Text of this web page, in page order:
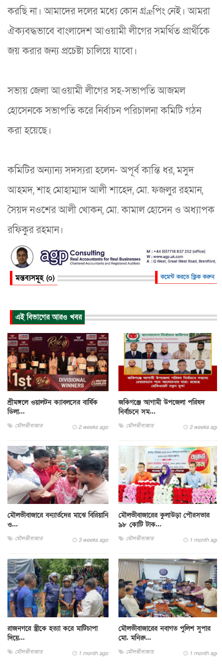
করছি না। আমাদের দলের মধ্যে কোন গ্রæপিং নেই। আমরা
ঐক্যবদ্ধভাবে বাংলাদেশ আওয়ামী লীগের সমর্থিত প্রার্থীকে
জয় করার জন্য প্রচেষ্টা চালিয়ে যাবো।
সভায় জেলা আওয়ামী লীগের সহ-সভাপতি আজমল
হোসেনকে সভাপতি করে নির্বাচন পরিচালনা কমিটি গঠন
করা হয়েছে।
কমিটির অন্যান্য সদস্যরা হলেন- অপূর্ব কান্তি ধর, মসুদ
আহমদ, শাহ মোহাম্মাদ আলী শাহেদ, মো. ফজলুর রহমান,
সৈয়দ নওশের আলী খোকন, মো. কামাল হোসেন ও অধ্যাপক
রফিকুর রহমান।
মন্তব্যসমূহ (০) কমেন্ট করতে ক্লিক করুন
এই বিভাগের আরও খবর
শ্রীমঙ্গলে ওয়ালটন ক্যাবলসের বার্ষিক
ডিলা...
মৌলভীবাজার 2 weeks ago
জকিগঞ্জে আগামী উপজেলা পরিষদ
নির্বাচনে সম...
মৌলভীবাজার 3 weeks ago
মৌলভীবাজারে বন্যার্তদের মাঝে বিরিয়ানি
ও...
মৌলভীবাজার 3 weeks ago
মৌলভীবাজারের কুলাউড়া পৌরসভার
৯৮ কোটি টাক...
মৌলভীবাজার 1 month ago
রাজনগরে স্ত্রীকে হত্যা করে মাটিচাপা
দিয়ে...
মৌলভীবাজার 1 month ago
মৌলভীবাজারের নবাগত পুলিশ সুপার
মো. মনিরু...
মৌলভীবাজার 1 month ago